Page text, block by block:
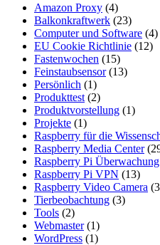
Amazon Proxy (4)
Balkonkraftwerk (23)
Computer und Software (4)
EU Cookie Richtlinie (12)
Fastenwochen (15)
Feinstaubsensor(13)
Persönlich (1)
Produkttest (2)
Produktvorstellung (1)
Projekte (1)
Raspberry für die
Raspberry Media Center
Raspberry Pi Überwachung
Raspberry Pi VPN (13)
Raspberry Video Camera
Tierbeobachtung (3)
Tools (2)
Webmaster(1)
WordPress (1)